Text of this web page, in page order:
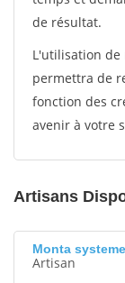
de résultat.
L'utilisation de
permettra de
fonction des
avenir à votre
Artisans
Monta
Artisan